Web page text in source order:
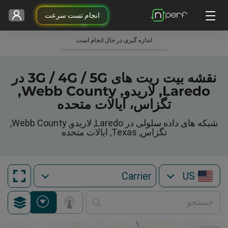
انجام تست سرعت
اندازه گیری در حال انجام است
نقشه بیت ریت های 3G / 4G / 5G در
Laredo, لاریدو, Webb County,
تگزاس، ایالات متحده
شبکه های داده سلولی در Laredo, لاریدو, Webb County,
تگزاس, Texas, ایالات متحده
US